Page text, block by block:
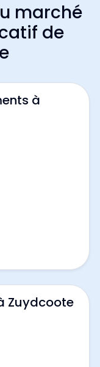
marché
de
à
Zuydcoote